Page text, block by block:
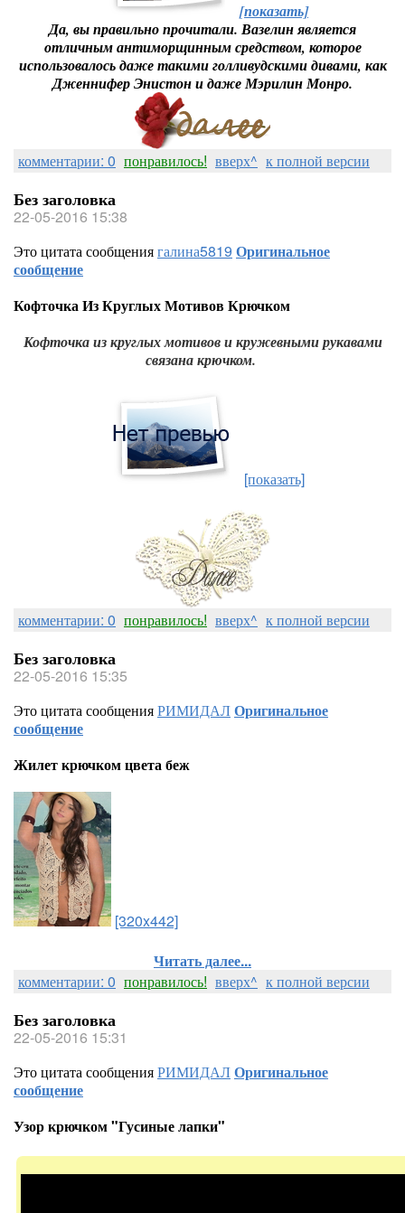
[показать]
Да, вы правильно прочитали. Вазелин является
отличным антиморщинным средством, которое
использовалось даже такими голливудскими дивами, как
Дженнифер Энистон и даже Мэрилин Монро.
комментарии: 0 понравилось! вверх^ к полной версии
Без заголовка
22-05-2016 15:38
Это цитата сообщениягалина5819 Оригинальное
сообщение
Кофточка Из Круглых Мотивов Крючком
Кофточка из круглых мотивов и кружевными рукавами
связана крючком.
[показать]
комментарии: 0 понравилось! вверх^ к полной версии
Без заголовка
22-05-2016 15:35
Это цитата сообщенияРИМИДАЛОригинальное
сообщение
Жилет крючком цвета беж
[320x442]
Читать далее...
комментарии: 0 понравилось! вверх^ к полной версии
Без заголовка
22-05-2016 15:31
Это цитата сообщенияРИМИДАЛОригинальное
сообщение
Узор крючком "Гусиные лапки"